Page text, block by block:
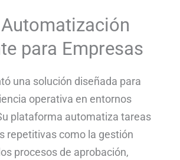
para Empresas
una solución diseñada para
operativa en entornos
plataforma automatiza tareas
repetitivas como la gestión
procesos de aprobación,